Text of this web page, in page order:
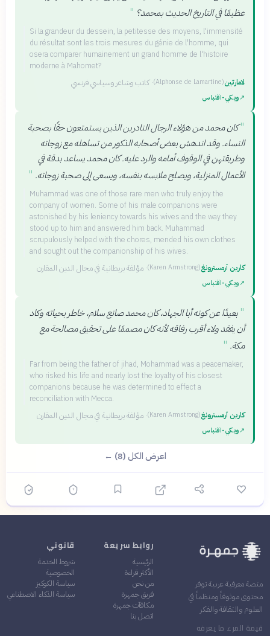
عظيمًا في التاريخ الحديث بمحمد؟ "
Si la grandeur du dessein, la petitesse des moyens, l'immensité
du résultat sont les trois mesures du génie de l'homme, qui
osera comparer humainement un grand homme de l'histoire
moderne à Mahomet?
لامارتين
(Alphonse de Lamartine)
·كاتب وشاعر وسياسي فرنسي
↗ويكي‑اقتباس
"كان محمد من هؤلاء الرجال النادرين الذين يستمتعون حقًا بصحبة
النساء. وقد اندهش بعض أصحابه الذكور من تساهله مع زوجاته
وطريقتهن في الوقوف أمامه والرد عليه. كان محمد يساعد بدقة في
الأعمال المنزلية، ويصلح ملابسه بنفسه، ويسعى إلى صحبة زوجاته. "
Muhammad was one of those rare men who truly enjoy the
company of women. Some of his male companions were
astonished by his leniency towards his wives and the way they
stood up to him and answered him back. Muhammad
scrupulously helped with the chores, mended his own clothes
and sought out the companionship of his wives.
كارين آرمسترونغ
(Karen Armstrong)
· مؤلفة بريطانية في مجال الدين المقارن
↗ويكي‑اقتباس
" بعيدًا عن كونه أبا الجهاد، كان محمد صانع سلام، خاطر بحياته وكاد
أن يفقد ولاء أقرب رفاقه لأنه كان مصممًا على تحقيق مصالحة مع
مكة. "
Far from being the father of jihad, Mohammad was a peacemaker,
who risked his life and nearly lost the loyalty of his closest
companions because he was determined to effect a
reconciliation with Mecca.
كارين آرمسترونغ
(Karen Armstrong)
· مؤلفة بريطانية في مجال الدين المقارن
↗ويكي‑اقتباس
اعرض الكل (8) ←
منصة معرفية عربية توفر
محتوى موثوقاً ومنظماً في
العلوم والثقافة والفكر
قيمة المرء ما يعرفه
روابط سريعة
الرئيسية
الأكثر قراءة
من نحن
فريق جمهرة
مكافآت جمهرة
اتصل بنا
قانوني
شروط الخدمة
الخصوصية
سياسة الكوكيز
سياسة الذكاء الاصطناعي